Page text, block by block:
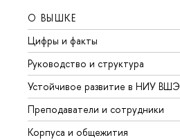
О ВЫШКЕ
Цифры и факты
Руководство и структура
Устойчивое развитие в НИУ ВШЭ
Преподаватели и сотрудники
Корпуса и общежития